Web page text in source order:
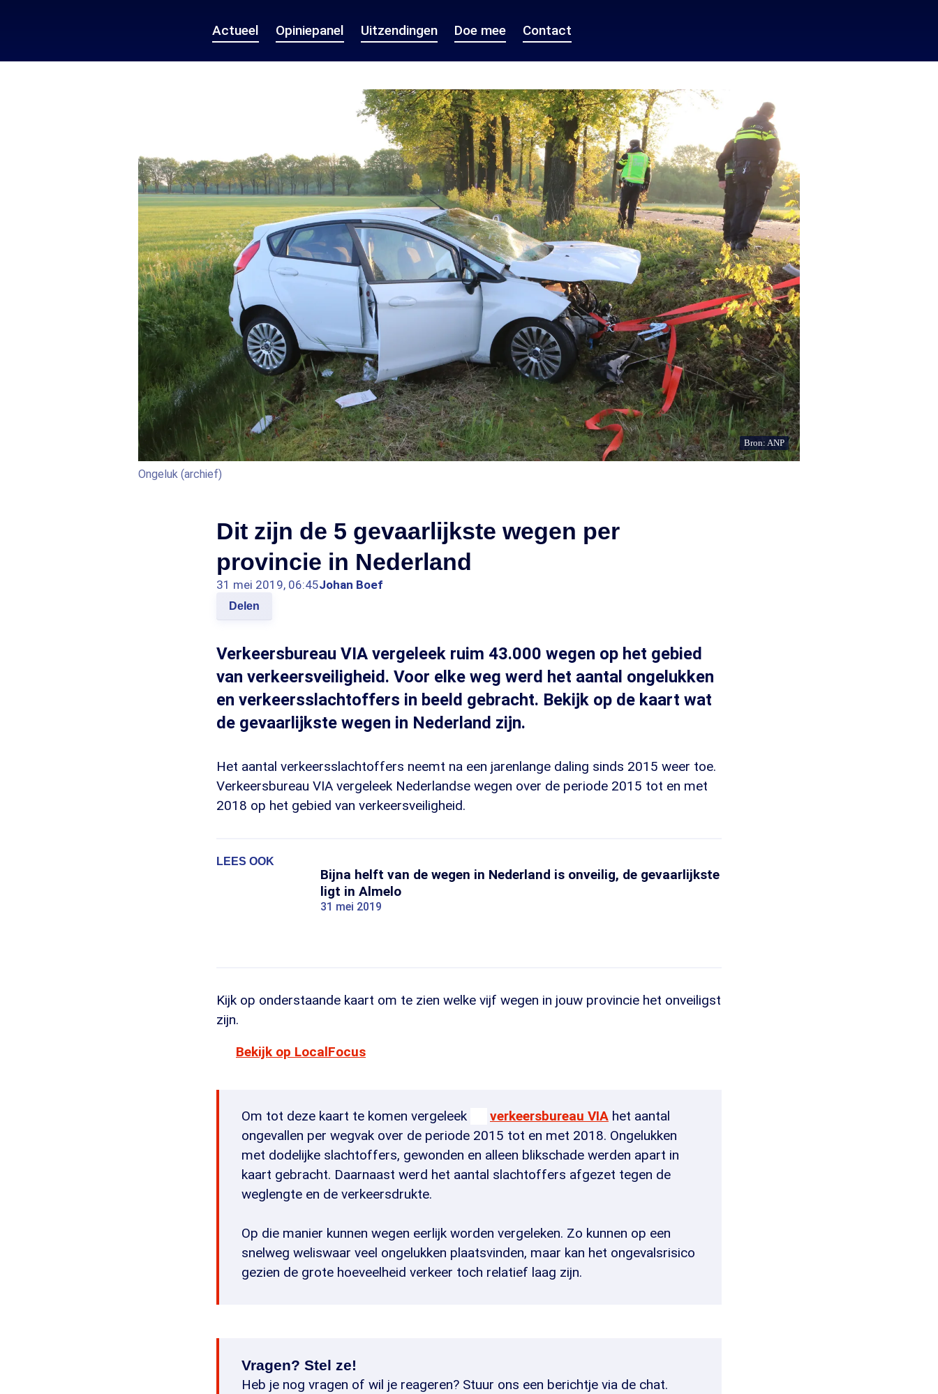
Actueel Opiniepanel Uitzendingen Doe mee Contact
Bron: ANP
Ongeluk (archief)
Dit zijn de 5 gevaarlijkste wegen per
provincie in Nederland
31 mei 2019, 06:45Johan Boef
Delen
Verkeersbureau VIA vergeleek ruim 43.000 wegen op het gebied
van verkeersveiligheid. Voor elke weg werd het aantal ongelukken
en verkeersslachtoffers in beeld gebracht. Bekijk op de kaart wat
de gevaarlijkste wegen in Nederland zijn.
Het aantal verkeersslachtoffers neemt na een jarenlange daling sinds 2015 weer toe.
Verkeersbureau VIA vergeleek Nederlandse wegen over de periode 2015 tot en met
2018 op het gebied van verkeersveiligheid.
LEES OOK
Bijna helft van de wegen in Nederland is onveilig, de gevaarlijkste
ligt in Almelo
31 mei 2019
Kijk op onderstaande kaart om te zien welke vijf wegen in jouw provincie het onveiligst
zijn.
Bekijk op LocalFocus
Om tot deze kaart te komen vergeleek verkeersbureau VIA het aantal
ongevallen per wegvak over de periode 2015 tot en met 2018. Ongelukken
met dodelijke slachtoffers, gewonden en alleen blikschade werden apart in
kaart gebracht. Daarnaast werd het aantal slachtoffers afgezet tegen de
weglengte en de verkeersdrukte.
Op die manier kunnen wegen eerlijk worden vergeleken. Zo kunnen op een
snelweg weliswaar veel ongelukken plaatsvinden, maar kan het ongevalsrisico
gezien de grote hoeveelheid verkeer toch relatief laag zijn.
Vragen? Stel ze!
Heb je nog vragen of wil je reageren? Stuur ons een berichtje via de chat.